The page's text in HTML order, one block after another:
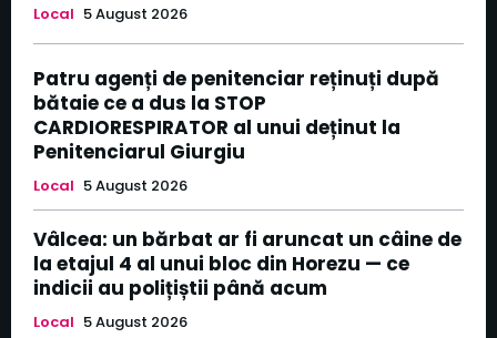
Local 5 August 2026
Patru agenți de penitenciar reținuți după
bătaie ce a dus la STOP
CARDIORESPIRATOR al unui deținut la
Penitenciarul Giurgiu
Local 5 August 2026
Vâlcea: un bărbat ar fi aruncat un câine de
la etajul 4 al unui bloc din Horezu — ce
indicii au polițiștii până acum
Local 5 August 2026